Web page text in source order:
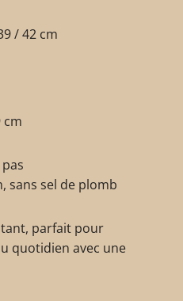
/ 42 cm
cm
sans sel de plomb
parfait pour
quotidien avec une